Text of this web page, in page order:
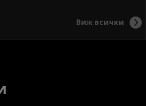
Виж всички